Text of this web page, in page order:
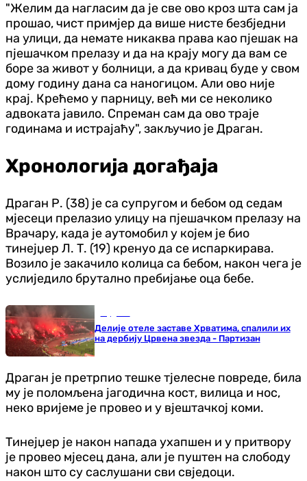
"Желим да нагласим да је све ово кроз шта сам ја
прошао, чист примјер да више нисте безбједни
на улици, да немате никаква права као пјешак на
пјешачком прелазу и да на крају могу да вам се
боре за живот у болници, а да кривац буде у свом
дому годину дана са наногицом. Али ово није
крај. Крећемо у парницу, већ ми се неколико
адвоката јавило. Спреман сам да ово траје
годинама и истрајаћу", закључио је Драган.
Хронологија догађаја
Драган Р. (38) је са супругом и бебом од седам
мјесеци прелазио улицу на пјешачком прелазу на
Врачару, када је аутомобил у којем је био
тинејџер Л. Т. (19) кренуо да се испаркирава.
Возило је закачило колица са бебом, након чега је
услиједило брутално пребијање оца бебе.
Делије отеле заставе Хрватима, спалили их
на дербију Црвена звезда - Партизан
Драган је претрпио тешке тјелесне повреде, била
му је поломљена јагодична кост, вилица и нос,
неко вријеме је провео и у вјештачкој коми.
Тинејџер је након напада ухапшен и у притвору
је провео мјесец дана, али је пуштен на слободу
након што су саслушани сви свједоци.